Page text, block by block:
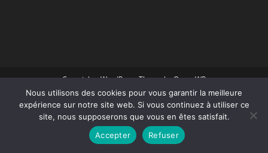
Copyright - WordPress Theme by OceanWP
Nous utilisons des cookies pour vous garantir la meilleure
expérience sur notre site web. Si vous continuez à utiliser ce
site, nous supposerons que vous en êtes satisfait.
Accepter
Refuser